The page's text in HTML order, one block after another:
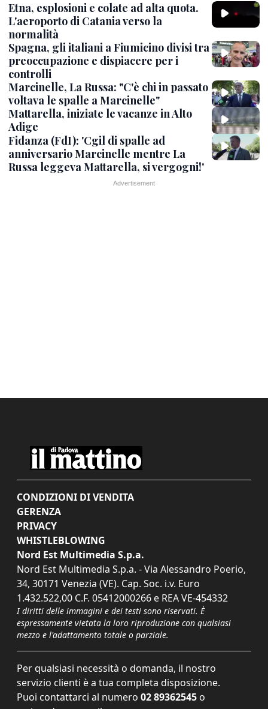
Etna, esplosioni e colate ad alta quota.
L'aeroporto di Catania verso la
normalità
Spagna, gli italiani a Fiumicino divisi tra
preoccupazione e dispiacere per i
controlli
Marcinelle, La Russa: "C'è chi in passato
voltava le spalle a Marcinelle"
Mattarella, iniziate le vacanze in Alto
Adige
Fidanza (FdI): 'Cgil di spalle ad
anniversario Marcinelle mentre La
Russa leggeva Mattarella, si vergogni!'
CONDIZIONI DI VENDITA
GERENZA
PRIVACY
WHISTLEBLOWING
Nord Est Multimedia S.p.a.
Nord Est Multimedia S.p.a. - Via Alessandro Poerio,
34, 30171 Venezia (VE). Cap. Soc. i.v. Euro
1.432.522,00 C.F. 05412000266 e REA VE-454332
I diritti delle immagini e dei testi sono riservati. È
espressamente vietata la loro riproduzione con qualsiasi
mezzo e l'adattamento totale o parziale.
Per qualsiasi necessità o domanda, il nostro
servizio clienti è a tua completa disposizione.
Puoi contattarci al numero 02 89362545 o